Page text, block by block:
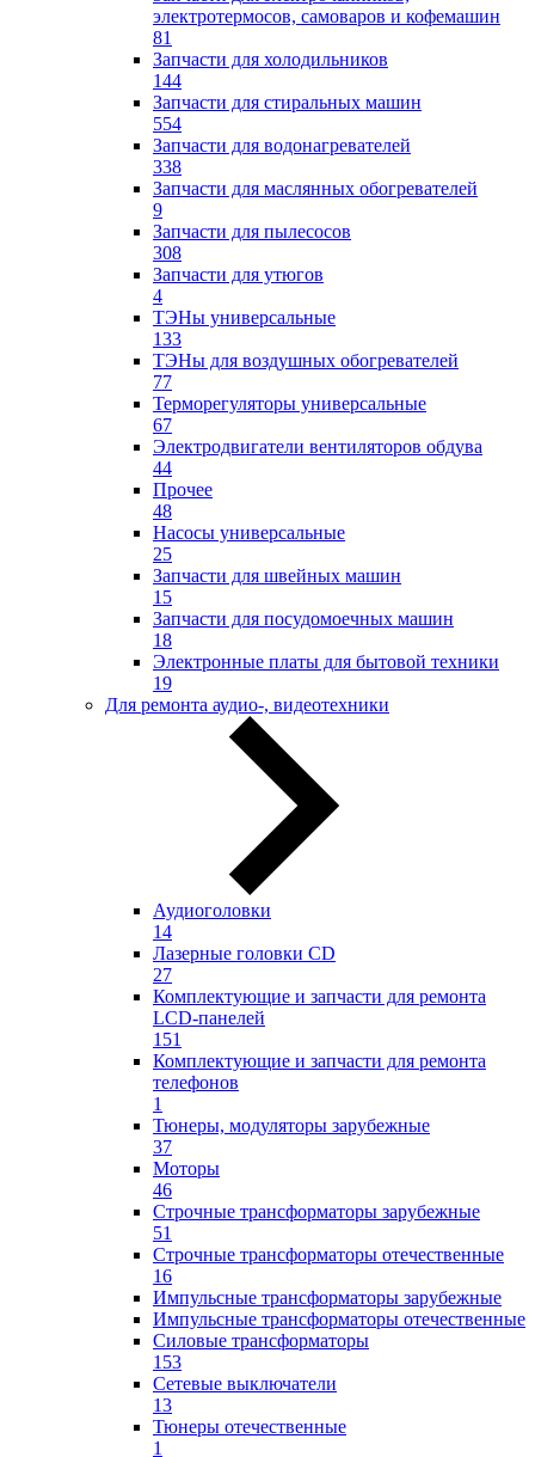
электротермосов, самоваров и кофемашин
81
Запчасти для холодильников
144
Запчасти для стиральных машин
554
Запчасти для водонагревателей
338
Запчасти для маслянных обогревателей
9
Запчасти для пылесосов
308
Запчасти для утюгов
4
ТЭНы универсальные
133
ТЭНы для воздушных обогревателей
77
Терморегуляторы универсальные
67
Электродвигатели вентиляторов обдува
44
Прочее
48
Насосы универсальные
25
Запчасти для швейных машин
15
Запчасти для посудомоечных машин
18
Электронные платы для бытовой техники
19
Для ремонта аудио-, видеотехники
Аудиоголовки
14
Лазерные головки CD
27
Комплектующие и запчасти для ремонта
LCD-панелей
151
Комплектующие и запчасти для ремонта
телефонов
1
Тюнеры, модуляторы зарубежные
37
Моторы
46
Строчные трансформаторы зарубежные
51
Строчные трансформаторы отечественные
16
Импульсные трансформаторы зарубежные
Импульсные трансформаторы отечественные
Силовые трансформаторы
153
Сетевые выключатели
13
Тюнеры отечественные
1